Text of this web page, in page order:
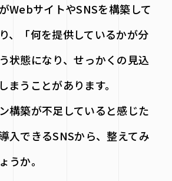
WebサイトやSNSを構築して
、「何を提供しているかが分
状態になり、せっかくの見込
まうことがあります。
構築が不足していると感じた
入できるSNSから、整えてみ
うか。